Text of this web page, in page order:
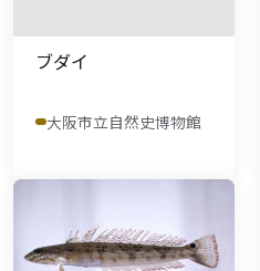
ブダイ
大阪市立自然史博物館